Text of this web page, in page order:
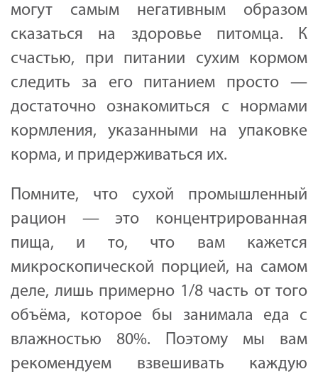
могут самым негативным образом
сказаться на здоровье питомца. К
счастью, при питании сухим кормом
следить за его питанием просто —
достаточно ознакомиться с нормами
кормления, указанными на упаковке
корма, и придерживаться их.
Помните, что сухой промышленный
рацион — это концентрированная
пища, и то, что вам кажется
микроскопической порцией, на самом
деле, лишь примерно 1/8 часть от того
объёма, которое бы занимала еда с
влажностью 80%. Поэтому мы вам
рекомендуем взвешивать каждую